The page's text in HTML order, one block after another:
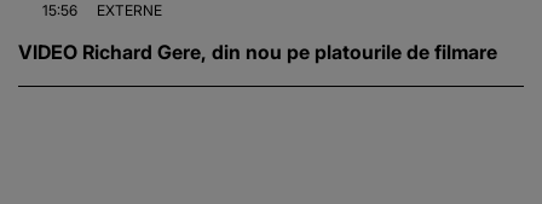
15:56 EXTERNE
VIDEO Richard Gere, din nou pe platourile de filmare